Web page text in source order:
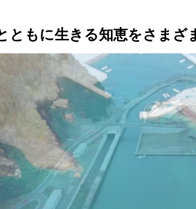
SHIPPING
ともに生きる知恵をさまざ